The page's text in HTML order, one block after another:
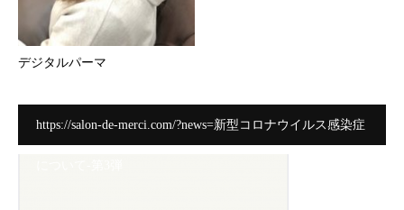
デジタルパーマ
https://salon-de-merci.com/?news=新型コロナウイルス感染症